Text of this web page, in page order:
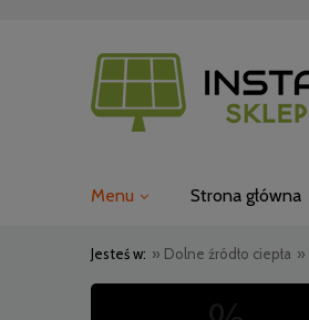
Menu Strona główna
Jesteś w: » Dolne źródło ciepła »